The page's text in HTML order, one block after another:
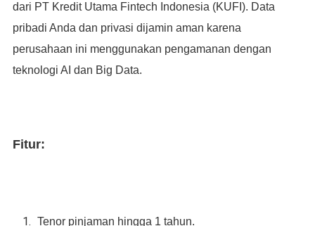
dari PT Kredit Utama Fintech Indonesia (KUFI). Data
pribadi Anda dan privasi dijamin aman karena
perusahaan ini menggunakan pengamanan dengan
teknologi AI dan Big Data.
Fitur:
Tenor pinjaman hingga 1 tahun.